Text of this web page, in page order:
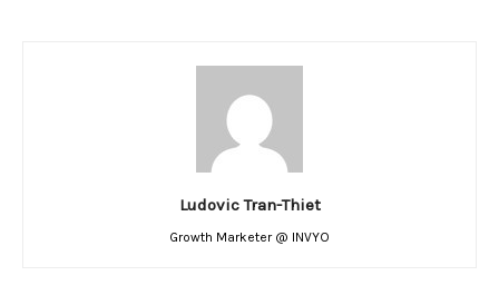
Ludovic Tran-Thiet
Growth Marketer @ INVYO